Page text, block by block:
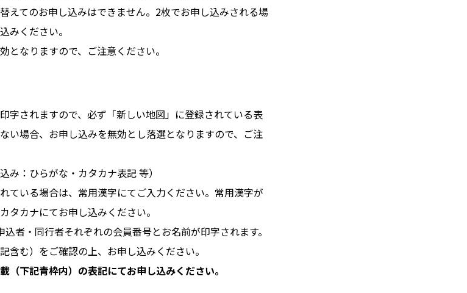
えてのお申し込みはできません。2枚でお申し込みされる場
みください。
となりますので、ご注意ください。
字されますので、必ず「新しい地図」に登録されている表
い場合、お申し込みを無効とし落選となりますので、ご注
み：ひらがな・カタカナ表記 等）
ている場合は、常用漢字にてご入力ください。常用漢字が
タカナにてお申し込みください。
者・同行者それぞれの会員番号とお名前が印字されます。
含む）をご確認の上、お申し込みください。
（下記青枠内）の表記にてお申し込みください。